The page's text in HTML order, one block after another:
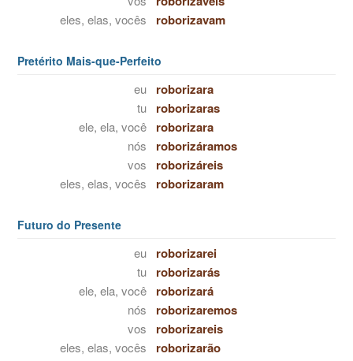
eles, elas, vocês roborizavam
Pretérito Mais-que-Perfeito
eu roborizara
tu roborizaras
ele, ela, você roborizara
nós roborizáramos
vos roborizáreis
eles, elas, vocês roborizaram
Futuro do Presente
eu roborizarei
tu roborizarás
ele, ela, você roborizará
nós roborizaremos
vos roborizareis
eles, elas, vocês roborizarão